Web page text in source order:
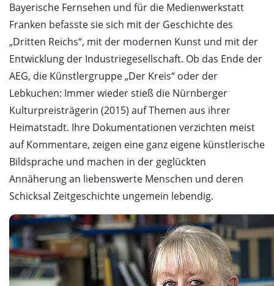
Bayerische Fernsehen und für die Medienwerkstatt
Franken befasste sie sich mit der Geschichte des
„Dritten Reichs“, mit der modernen Kunst und mit der
Entwicklung der Industriegesellschaft. Ob das Ende der
AEG, die Künstlergruppe „Der Kreis“ oder der
Lebkuchen: Immer wieder stieß die Nürnberger
Kulturpreisträgerin (2015) auf Themen aus ihrer
Heimatstadt. Ihre Dokumentationen verzichten meist
auf Kommentare, zeigen eine ganz eigene künstlerische
Bildsprache und machen in der geglückten
Annäherung an liebenswerte Menschen und deren
Schicksal Zeitgeschichte ungemein lebendig.